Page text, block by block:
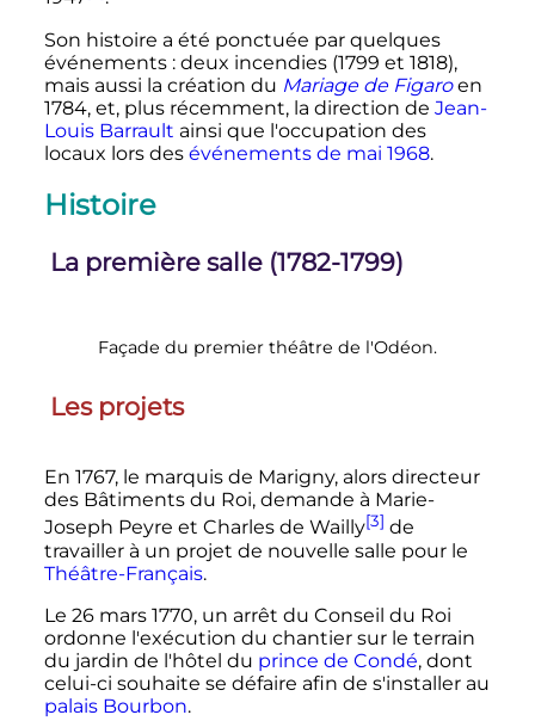
Son histoire a été ponctuée par quelques
événements : deux incendies (1799 et 1818),
mais aussi la création du Mariage de Figaroen
1784, et, plus récemment, la direction de Jean-
Louis Barrault ainsi que l'occupation des
locaux lors des événements de mai 1968.
Histoire
La première salle (1782-1799)
Façade du premier théâtre de l'Odéon.
Les projets
En 1767, le marquis de Marigny, alors directeur
des Bâtiments du Roi, demande à Marie-
Joseph Peyre et Charles de Wailly[3] de
travailler à un projet de nouvelle salle pour le
Théâtre-Français.
Le 26 mars 1770, un arrêt du Conseil du Roi
ordonne l'exécution du chantier sur le terrain
du jardin de l'hôtel du prince de Condé, dont
celui-ci souhaite se défaire afin de s'installer au
palais Bourbon.